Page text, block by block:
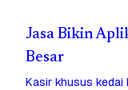
Jasa Bikin
Besar
Kasir khusus